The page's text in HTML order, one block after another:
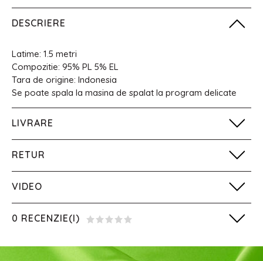
DESCRIERE
Latime: 1.5 metri
Compozitie: 95% PL 5% EL
Tara de origine: Indonesia
Se poate spala la masina de spalat la program delicate
LIVRARE
RETUR
VIDEO
0 RECENZIE(I)